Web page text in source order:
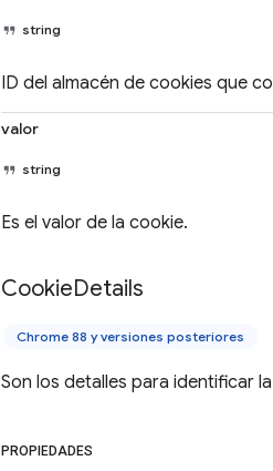
string
ID del almacén de cookies que
valor
string
Es el valor de la cookie.
CookieDetails
Chrome 88 y versiones posteriores
Son los detalles para identificar
PROPIEDADES